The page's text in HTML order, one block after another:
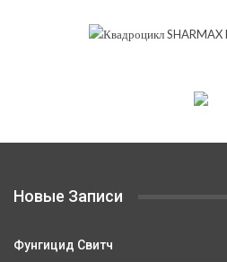
Новые Записи
Фунгицид Свитч